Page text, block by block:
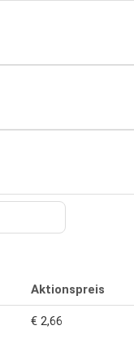
Aktionspreis
€ 2,66